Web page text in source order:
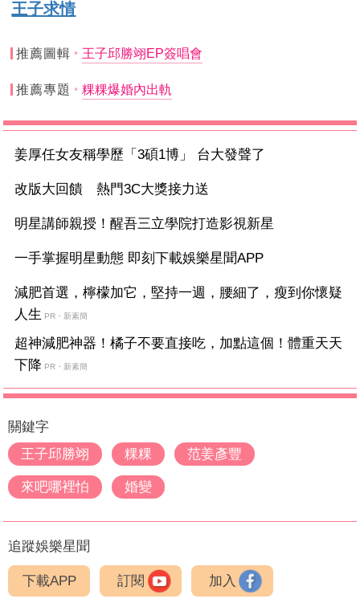
王子求情
推薦圖輯 王子邱勝翊EP簽唱會
推薦專題 粿粿爆婚內出軌
姜厚任女友稱學歷「3碩1博」 台大發聲了
改版大回饋 熱門3C大獎接力送
明星講師親授！醒吾三立學院打造影視新星
一手掌握明星動態 即刻下載娛樂星聞APP
減肥首選，檸檬加它，堅持一週，腰細了，瘦到你懷疑
人生 PR・新素簡
超神減肥神器！橘子不要直接吃，加點這個！體重天天
下降 PR・新素簡
關鍵字
王子邱勝翊
粿粿 范姜彥豐
來吧哪裡怕 婚變
追蹤娛樂星聞
下載APP 訂閱 加入